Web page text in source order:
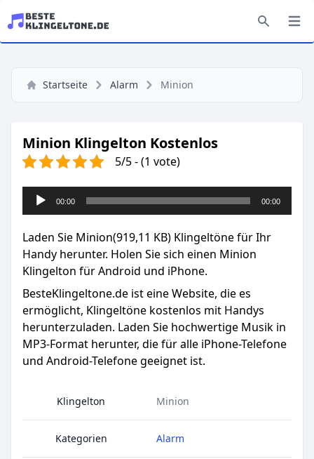
Startseite Alarm Minion
Minion Klingelton Kostenlos
5/5 - (1 vote)
Audio-
Player
00:00 00:00
Laden Sie Minion(919,11 KB) Klingeltöne für Ihr
Handy herunter. Holen Sie sich einen Minion
Klingelton für Android und iPhone.
BesteKlingeltone.de ist eine Website, die es
ermöglicht, Klingeltöne kostenlos mit Handys
herunterzuladen. Laden Sie hochwertige Musik in
MP3-Format herunter, die für alle iPhone-Telefone
und Android-Telefone geeignet ist.
Klingelton Minion
Kategorien Alarm